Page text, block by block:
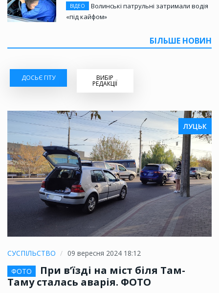
ВІДЕО
Волинські патрульні затримали водія
«під кайфом»
БІЛЬШЕ НОВИН
ДОСЬЄ ГІТУ ВИБІР
РЕДАКЦІЇ
ЛУЦЬК
СУСПІЛЬСТВО
09 вересня 2024 18:12
ФОТО
При в’їзді на міст біля Там-
Таму сталась аварія. ФОТО